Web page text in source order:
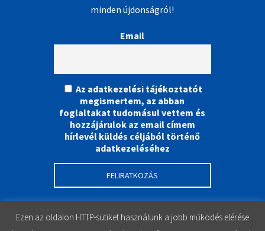
minden újdonságról!
Email
Az adatkezelési tájékoztatót
megismertem, az abban
foglaltakat tudomásul vettem és
hozzájárulok az email címem
hírlevél küldés céljából történő
adatkezeléséhez
Ezen az oldalon HTTP-sütiket használunk a jobb működés elérése